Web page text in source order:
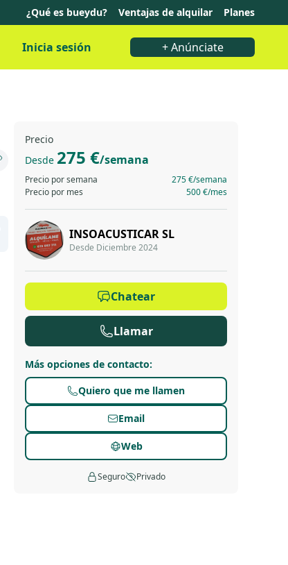
¿Qué es bueydu? Ventajas de alquilar Planes
Inicia sesión + Anúnciate
Precio
Desde 275 €/semana
Precio por semana 275 €/semana
Precio por mes
500 €/mes
INSOACUSTICAR SL
Desde Diciembre 2024
Chatear
Llamar
Más opciones de contacto:
Quiero que me llamen
Email
Web
Seguro Privado